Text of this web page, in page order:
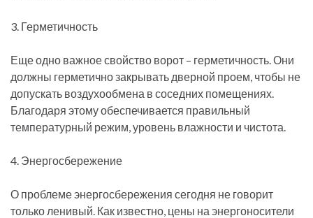
3. Герметичность
Еще одно важное свойство ворот – герметичность. Они
должны герметично закрывать дверной проем, чтобы не
допускать воздухообмена в соседних помещениях.
Благодаря этому обеспечивается правильный
температурный режим, уровень влажности и чистота.
4. Энергосбережение
О проблеме энергосбережения сегодня не говорит
только ленивый. Как известно, цены на энергоносители